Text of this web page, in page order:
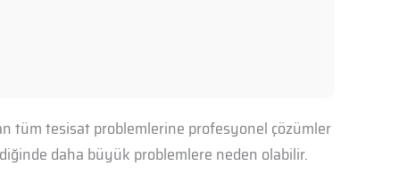
tüm tesisat problemlerine profesyonel çözümler
daha büyük problemlere neden olabilir.